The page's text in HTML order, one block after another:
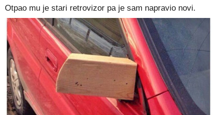
Otpao mu je stari retrovizor pa je sam napravio novi.